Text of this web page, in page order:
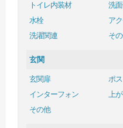
トイレ内装材
洗
水栓
ア
洗濯関連
そ
玄関
玄関扉
ポ
インターフォン
上
その他